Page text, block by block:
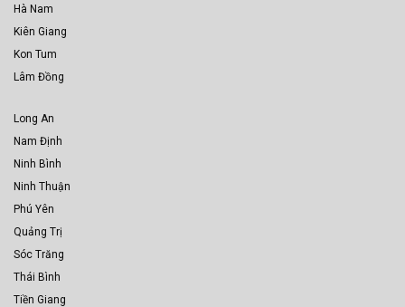
Hà Nam
Kiên Giang
Kon Tum
Lâm Đồng
Long An
Nam Định
Ninh Bình
Ninh Thuận
Phú Yên
Quảng Trị
Sóc Trăng
Thái Bình
Tiền Giang